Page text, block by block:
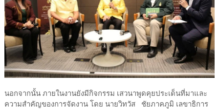
นอกจากนั้น ภายในงานยังมีกิจกรรม เสวนาพูดคุยประเด็นที่มาและ
ความสำคัญของการจัดงาน โดย นายวิทวัส ชัยภาคภูมิ เลขาธิการ